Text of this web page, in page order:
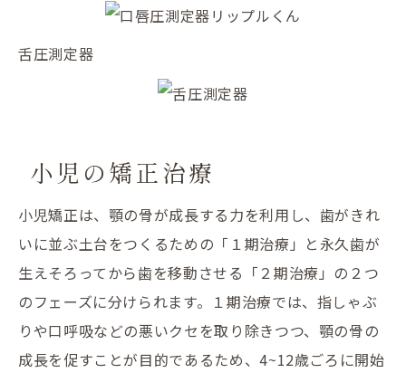
舌圧測定器
小児の矯正治療
小児矯正は、顎の骨が成長する力を利用し、歯がきれ
いに並ぶ土台をつくるための「１期治療」と永久歯が
生えそろってから歯を移動させる「２期治療」の２つ
のフェーズに分けられます。１期治療では、指しゃぶ
りや口呼吸などの悪いクセを取り除きつつ、顎の骨の
成長を促すことが目的であるため、4~12歳ごろに開始